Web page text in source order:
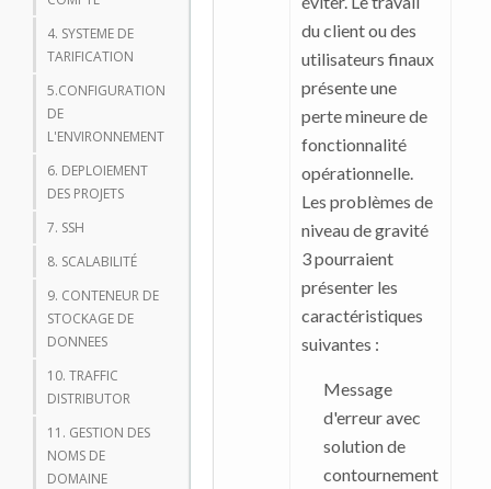
4. SYSTEME DE
TARIFICATION
5.CONFIGURATION
DE
L'ENVIRONNEMENT
6. DEPLOIEMENT
DES PROJETS
7. SSH
8. SCALABILITÉ
9. CONTENEUR DE
STOCKAGE DE
DONNEES
10. TRAFFIC
DISTRIBUTOR
11. GESTION DES
NOMS DE
DOMAINE
du client ou des
utilisateurs finaux
présente une
perte mineure de
fonctionnalité
opérationnelle.
Les problèmes de
niveau de gravité
3 pourraient
présenter les
caractéristiques
suivantes :
Message
d'erreur avec
solution de
contournement